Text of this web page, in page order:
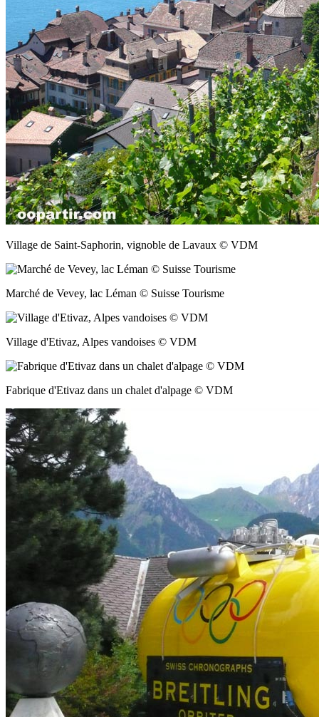
Village de Saint-Saphorin, vignoble de Lavaux © VDM
Marché de Vevey, lac Léman © Suisse Tourisme
Village d'Etivaz, Alpes vandoises © VDM
Fabrique d'Etivaz dans un chalet d'alpage © VDM